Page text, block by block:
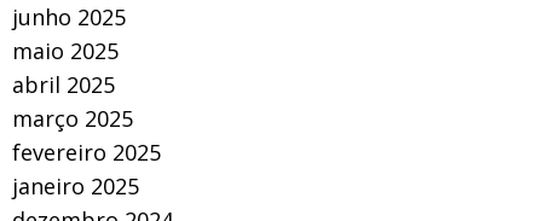
junho 2025
maio 2025
abril 2025
março 2025
fevereiro 2025
janeiro 2025